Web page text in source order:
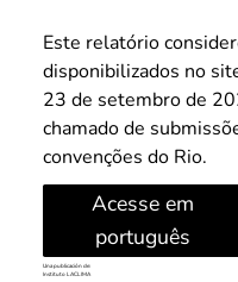
Este relatório
disponibilizados no
23 de setembro de
chamado de
convenções do Rio.
Acesse em
português
Una publicación de:
Instituto LACLIMA